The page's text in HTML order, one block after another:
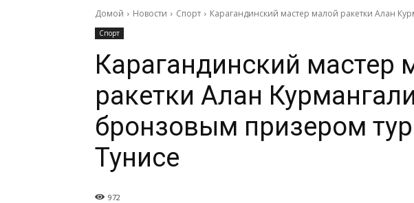
Домой Новости Спорт Карагандинский мастер малой ракетки Алан
Спорт
Карагандинский мастер
ракетки Алан
бронзовым призером
Тунисе
972